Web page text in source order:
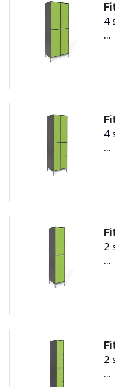
4
...
4
...
2
...
2
...